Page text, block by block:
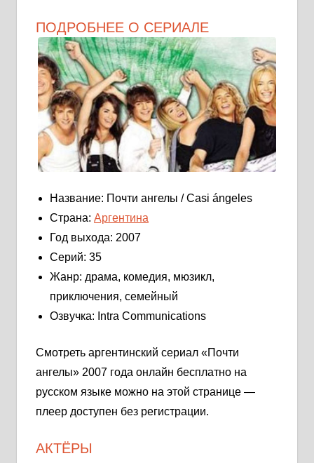
ПОДРОБНЕЕ О СЕРИАЛЕ
Название: Почти ангелы / Casi ángeles
Страна: Аргентина
Год выхода: 2007
Серий: 35
Жанр: драма, комедия, мюзикл,
приключения, семейный
Озвучка: Intra Communications
Смотреть аргентинский сериал «Почти
ангелы» 2007 года онлайн бесплатно на
русском языке можно на этой странице —
плеер доступен без регистрации.
АКТЁРЫ